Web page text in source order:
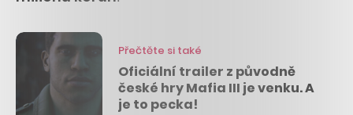
Přečtěte si také
Oficiální trailer z původně
české hry Mafia III je venku. A
je to pecka!